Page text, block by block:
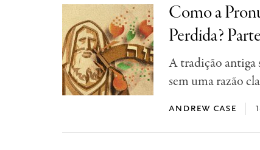
Como a
Perdida?
A tradição antiga
sem uma razão
andrew case